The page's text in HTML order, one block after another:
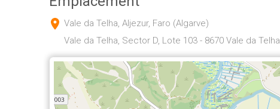
Vale da Telha, Aljezur, Faro (Algarve)
Vale da Telha, Sector D, Lote 103 - 8670 Vale da Telha